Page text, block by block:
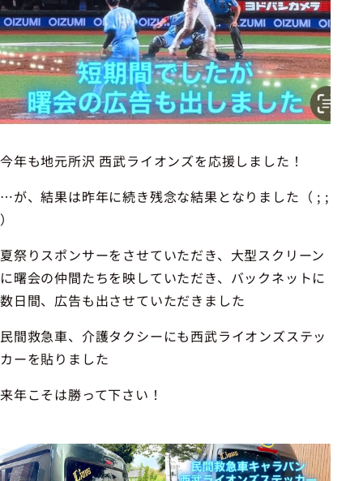
今年も地元所沢 西武ライオンズを応援しました！
…が、結果は昨年に続き残念な結果となりました（ ; ;
）
夏祭りスポンサーをさせていただき、大型スクリーン
に曙会の仲間たちを映していただき、バックネットに
数日間、広告も出させていただきました
民間救急車、介護タクシーにも西武ライオンズステッ
カーを貼りました
来年こそは勝って下さい！